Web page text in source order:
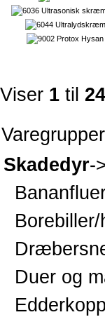
Viser 1 til 24
Varegrupper
Skadedyr-
Duer og